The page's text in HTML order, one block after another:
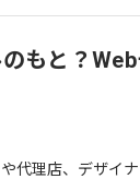
もと？
代理店、デザイ